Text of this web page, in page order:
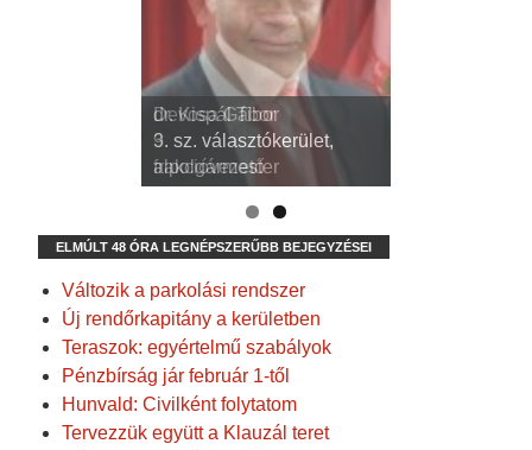
dr. Kispál Tibor
3. sz. választókerület,
alpolgármester
Devosa Gábor
9. sz. választókerület,
frakcióvezető
ELMÚLT 48 ÓRA LEGNÉPSZERŰBB BEJEGYZÉSEI
Változik a parkolási rendszer
Új rendőrkapitány a kerületben
Teraszok: egyértelmű szabályok
Pénzbírság jár február 1-től
Hunvald: Civilként folytatom
Tervezzük együtt a Klauzál teret